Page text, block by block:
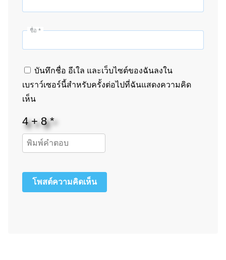
ชื่อ *
บันทึกชื่อ อีเใล และเว็บไซต์ของฉันลงใน
เบราว์เซอร์นี้สำหรับครั้งต่อไปที่ฉันแสดงความคิด
เห็น
โพสต์ความคิดเห็น